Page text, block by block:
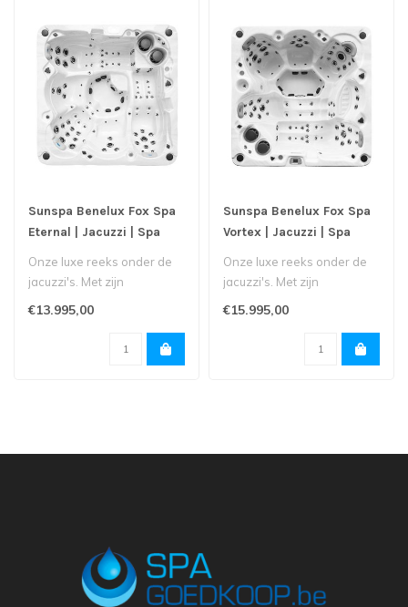
Sunspa Benelux Fox Spa
Eternal | Jacuzzi | Spa
Onze luxe reeks onder de
jacuzzi's. Met zijn
€13.995,00
Sunspa Benelux Fox Spa
Vortex | Jacuzzi | Spa
Onze luxe reeks onder de
jacuzzi's. Met zijn
€15.995,00